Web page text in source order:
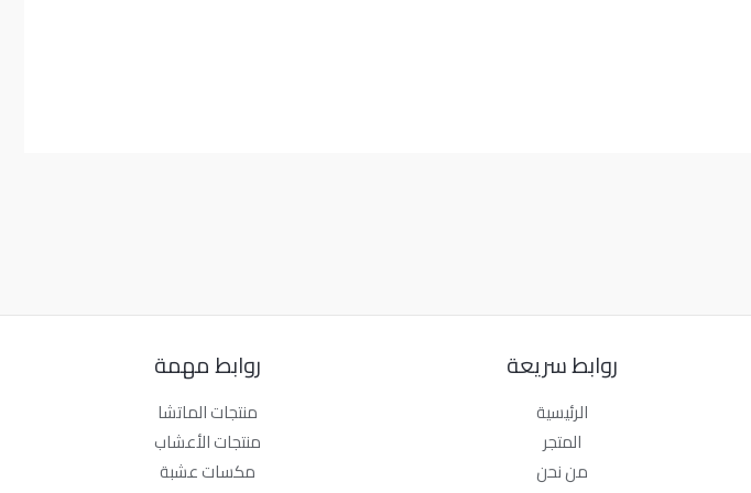
روابط سريعة
الرئيسية
المتجر
من نحن
روابط مهمة
منتجات الماتشا
منتجات الأعشاب
مكسات عشبة